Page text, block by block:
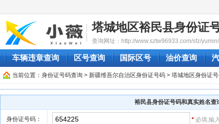
塔城地区裕民县身份证
查询网址：http://www.sztw96933.com/sfz/yumin/
车辆违章查询 区号查询 国际区号 油价查询
当前位置： 身份证号码查询 > 新疆维吾尔自治区身份证号码 > 塔城地区身份证
裕民县身份证号码和真实姓名查
身份证号码： * 必填,输